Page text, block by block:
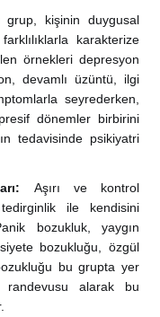
grup, kişinin duygusal
karakterize
örnekleri depresyon
devamlı üzüntü, ilgi
seyrederken,
dönemler birbirini
tedavisinde psikiyatri
Aşırı ve kontrol
ile kendisini
bozukluk, yaygın
bozukluğu, özgül
bu grupta yer
randevusu alarak bu